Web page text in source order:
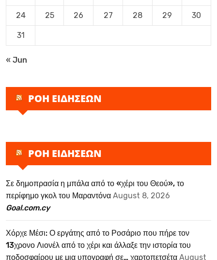
24 25 26 27 28 29 30
31
« Jun
ΡΟΗ ΕΙΔΗΣΕΩΝ
ΡΟΗ ΕΙΔΗΣΕΩΝ
Σε δημοπρασία η μπάλα από το «χέρι του Θεού», το
περίφημο γκολ του Μαραντόνα August 8, 2026
Goal.com.cy
Χόρχε Μέσι: Ο εργάτης από το Ροσάριο που πήρε τον
13χρονο Λιονέλ από το χέρι και άλλαξε την ιστορία του
ποδοσφαίρου με μια υπογραφή σε… χαρτοπετσέτα August